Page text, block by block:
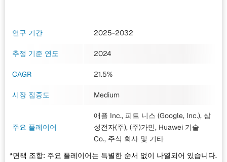
연구 기간 2025-2032
추정 기준 연도 2024
CAGR 21.5%
시장 집중도 Medium
주요 플레이어
애플 Inc., 피트 니스 (Google, Inc.), 삼
성전자(주), (주)가민, Huawei 기술
Co., 주식 회사 및 기타
*면책 조항: 주요 플레이어는 특별한 순서 없이 나열되어 있습니다.